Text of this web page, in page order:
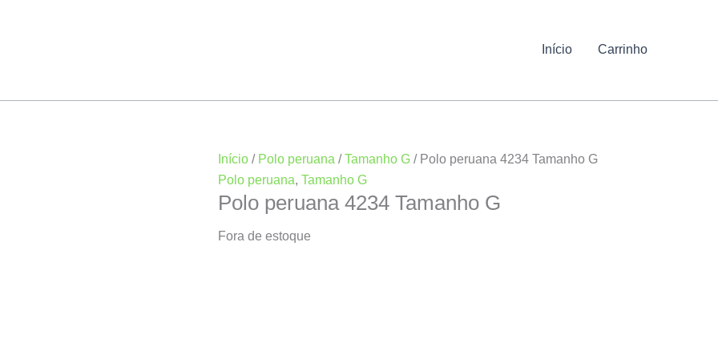
Início Carrinho
Início / Polo peruana /Tamanho G / Polo peruana 4234 Tamanho G
Polo peruana, Tamanho G
Polo peruana 4234 Tamanho G
Fora de estoque